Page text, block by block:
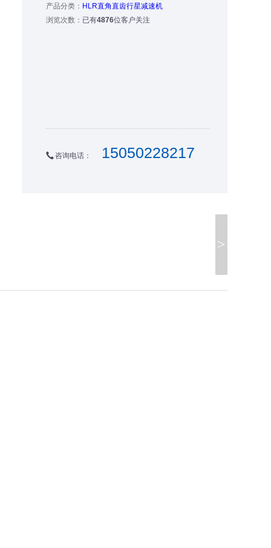
产品分类： HLR直角直齿行星减速机
浏览次数： 已有4876位客户关注
咨询电话： 15050228217
>